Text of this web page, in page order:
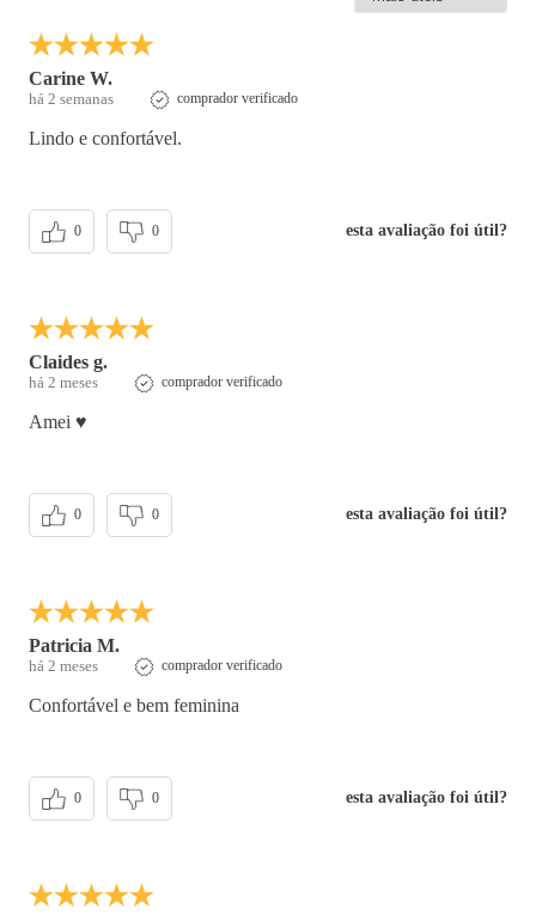
Carine W.
há 2 semanas comprador verificado
Lindo e confortável.
esta avaliação foi útil?
0 0
Claides g.
há 2 meses comprador verificado
Amei ♥️
esta avaliação foi útil?
0 0
Patricia M.
há 2 meses comprador verificado
Confortável e bem feminina
esta avaliação foi útil?
0 0